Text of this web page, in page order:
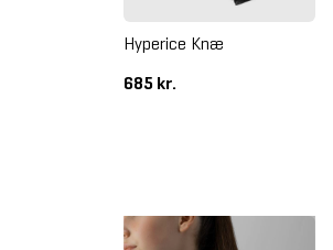
Hyperice Knæ
685 kr.